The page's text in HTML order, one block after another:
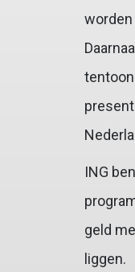
ING
geld
liggen.